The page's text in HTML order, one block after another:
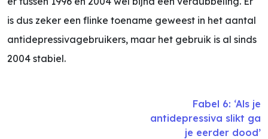
is dus zeker een flinke toename geweest in het aantal
antidepressivagebruikers, maar het gebruik is al sinds
2004 stabiel.
Fabel 6: ‘Als je
antidepressiva slikt ga
je eerder dood’